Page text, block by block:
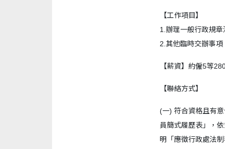
【工作項目】
1.辦理一般行政規
2.其他臨時交辦事項
【薪資】約僱5等
【聯絡方式】
(一) 符合資格且有
員簡式履歷表」，
明「應徵行政處法